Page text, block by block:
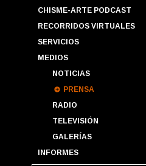
CHISME-ARTE PODCAST
RECORRIDOS VIRTUALES
SERVICIOS
MEDIOS
NOTICIAS
PRENSA
RADIO
TELEVISIÓN
GALERÍAS
INFORMES